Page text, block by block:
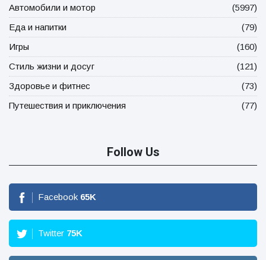
Автомобили и мотор
(5997)
Еда и напитки
(79)
Игры
(160)
Стиль жизни и досуг
(121)
Здоровье и фитнес
(73)
Путешествия и приключения
(77)
Follow Us
Facebook 65K
Twitter 75K